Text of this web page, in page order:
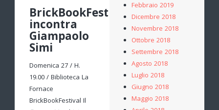
BrickBookFestival
incontra
Giampaolo
Simi
Domenica 27 / H.
19.00 / Biblioteca La
Fornace
BrickBookFestival Il
Febbraio 2019
Dicembre 2018
Novembre 2018
Ottobre 2018
Settembre 2018
Agosto 2018
Luglio 2018
Giugno 2018
Maggio 2018